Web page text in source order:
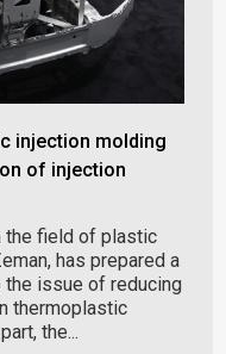
injection molding
of injection
the field of plastic
has prepared a
issue of reducing
thermoplastic
the...